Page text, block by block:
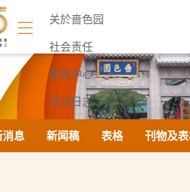
关於啬色园
社会责任
新闻中心
活动日志
联络我们
息 新闻稿 表格 刊物及